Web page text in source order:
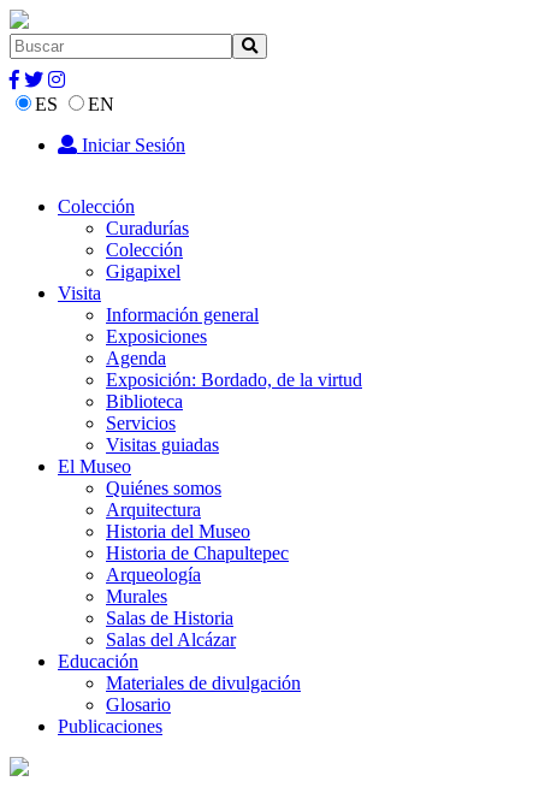
ES
EN
Iniciar Sesión
Colección
Curadurías
Colección
Gigapixel
Visita
Información general
Exposiciones
Agenda
Exposición: Bordado, de la virtud
Biblioteca
Servicios
Visitas guiadas
El Museo
Quiénes somos
Arquitectura
Historia del Museo
Historia de Chapultepec
Arqueología
Murales
Salas de Historia
Salas del Alcázar
Educación
Materiales de divulgación
Glosario
Publicaciones